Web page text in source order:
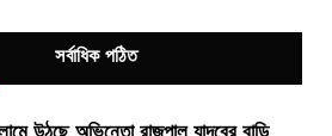
সর্বাধিক পঠিত